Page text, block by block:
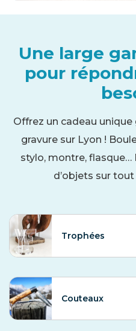
Une large
pour
Offrez un cadeau
gravure sur Lyon !
stylo, montre,
d’objets sur
Trophées
Couteaux